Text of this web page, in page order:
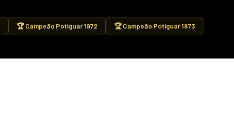
🏆 Campeão Potiguar 1972 🏆 Campeão Potiguar 1973